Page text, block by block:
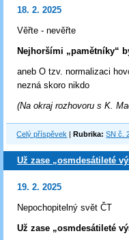
18. 2. 2025
Věřte - nevěřte
Nejhoršími „pamětníky“
aneb O tzv. normalizaci
nezná skoro nikdo
(Na okraj rozhovoru s K.
Celý příspěvek Rubrika: SN č.
Už zase „osmdesátileté
19. 2. 2025
Nepochopitelný svět ČT
Už zase „osmdesátileté